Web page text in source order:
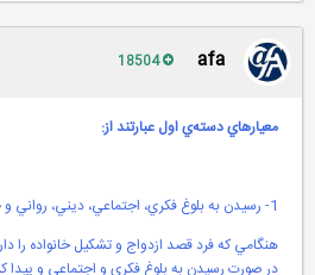
afa
معيارهاي دسته‌ي اول عبارتند از:
هنگامي که فرد قصد ازدواج و تشکيل خانواده را دارد،
در صورت رسيدن به بلوغ فکري و اجتماعي و پيدا